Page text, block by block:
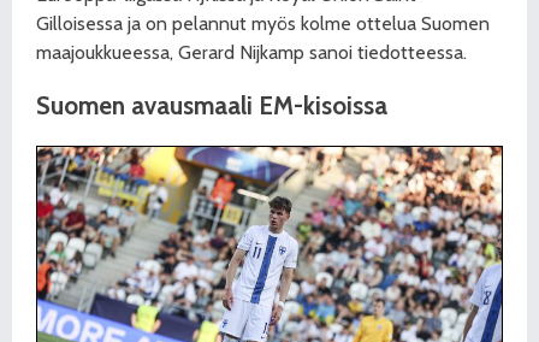
Gilloisessa ja on pelannut myös kolme ottelua Suomen
maajoukkueessa, Gerard Nijkamp sanoi tiedotteessa.
Suomen avausmaali EM-kisoissa